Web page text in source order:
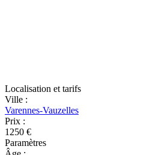
Localisation et tarifs
Ville :
Varennes-Vauzelles
Prix :
1250 €
Paramètres